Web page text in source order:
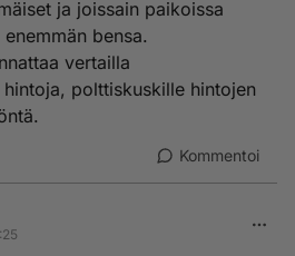
ja edullisuuden haku
siitä, mikä hänen autonsa
ja joissain paikoissa
bensa.
vertailla
polttiskuskille hintojen
Kommentoi